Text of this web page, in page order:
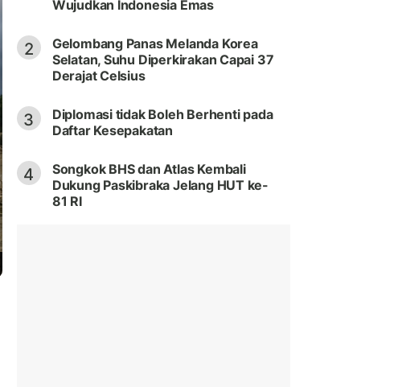
Wujudkan Indonesia Emas
2
Gelombang Panas Melanda Korea
Selatan, Suhu Diperkirakan Capai 37
Derajat Celsius
3
Diplomasi tidak Boleh Berhenti pada
Daftar Kesepakatan
4
Songkok BHS dan Atlas Kembali
Dukung Paskibraka Jelang HUT ke-
81 RI